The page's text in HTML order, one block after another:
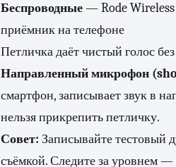
Беспроводные— Rode Wireless
приёмник на телефоне
Петличка даёт чистый голос
Направленный микрофон
смартфон, записывает звук в
нельзя прикрепить петличку.
Совет: Записывайте тестовый
съёмкой. Следите за уровнем —